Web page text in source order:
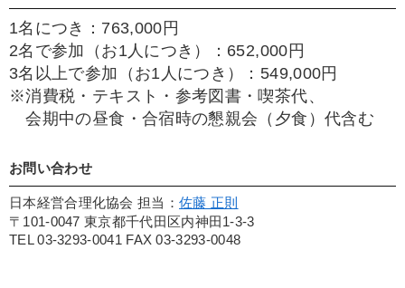
1名につき：763,000円
2名で参加（お1人につき）：652,000円
3名以上で参加（お1人につき）：549,000円
※消費税・テキスト・参考図書・喫茶代、
会期中の昼食・合宿時の懇親会（夕食）代含む
お問い合わせ
日本経営合理化協会 担当：佐藤 正則
〒101-0047 東京都千代田区内神田1-3-3
TEL 03-3293-0041 FAX 03-3293-0048